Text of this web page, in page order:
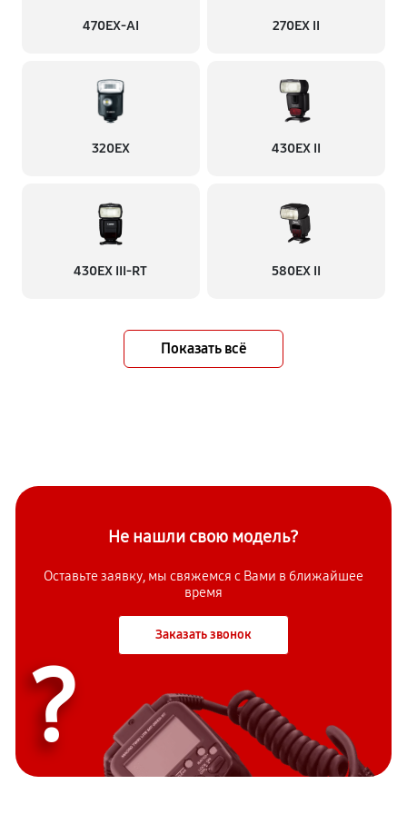
470EX-AI 270EX II
320EX 430EX II
430EX III-RT 580EX II
Показать всё
Не нашли свою модель?
Оставьте заявку, мы свяжемся с Вами в ближайшее
время
Заказать звонок
?